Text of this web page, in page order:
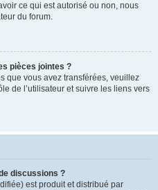
ce qui est autorisé ou non, nous
du forum.
pièces jointes ?
que vous avez transférées, veuillez
de l’utilisateur et suivre les liens vers
discussions ?
est produit et distribué par